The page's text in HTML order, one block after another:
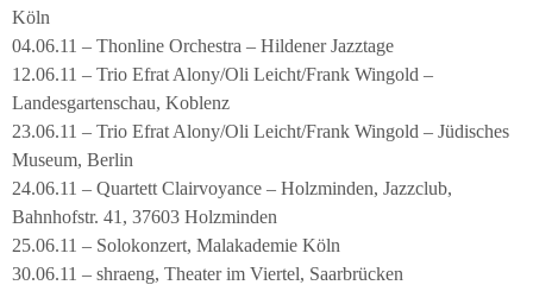
Köln
04.06.11 – Thonline Orchestra – Hildener Jazztage
12.06.11 – Trio Efrat Alony/Oli Leicht/Frank Wingold –
Landesgartenschau, Koblenz
23.06.11 – Trio Efrat Alony/Oli Leicht/Frank Wingold – Jüdisches
Museum, Berlin
24.06.11 – Quartett Clairvoyance – Holzminden, Jazzclub,
Bahnhofstr. 41, 37603 Holzminden
25.06.11 – Solokonzert, Malakademie Köln
30.06.11 – shraeng, Theater im Viertel, Saarbrücken